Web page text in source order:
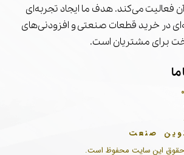
حقوق این سایت محفوظ است.
فعالیت می‌کند. هدف ما ایجاد تجربه‌ای
در خرید قطعات صنعتی و افزودنی‌های
برای مشتریان است.
صنعت